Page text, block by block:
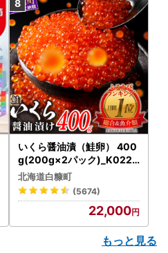
いくら醤油漬（鮭卵） 400
g(200g×2パック)_K022-
1676
北海道白糠町
(5674)
22,000
もっと見る